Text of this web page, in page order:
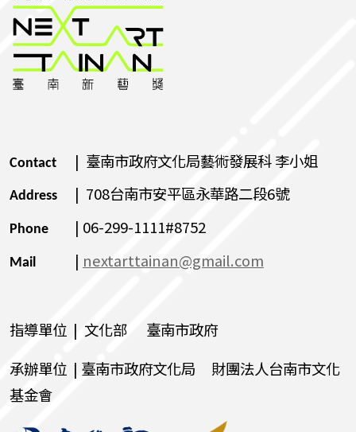
Contact | 臺南市政府文化局藝術發展科 李小姐
Address | 708台南市安平區永華路二段6號
Phone | 06-299-1111#8752
Mail | nextarttainan@gmail.com
指導單位 | 文化部 臺南市政府
承辦單位 | 臺南市政府文化局 財團法人台南市文化
基金會